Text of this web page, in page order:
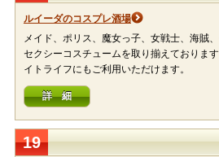
ルイーダのコスプレ酒場
メイド、ポリス、魔女っ子、女戦士、海賊
セクシーコスチュームを取り揃えておりま
イトライフにもご利用いただけます。
詳 細
19